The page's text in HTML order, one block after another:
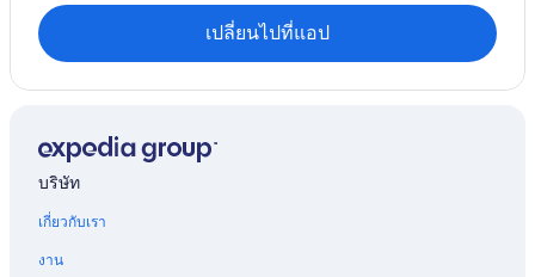
เปลี่ยนไปที่แอป
บริษัท
เกี่ยวกับเรา
งาน